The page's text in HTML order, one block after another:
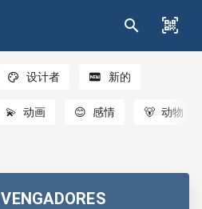
设计者 新的
💫 动画 😊 感情 🐻 动物
VENGADORES